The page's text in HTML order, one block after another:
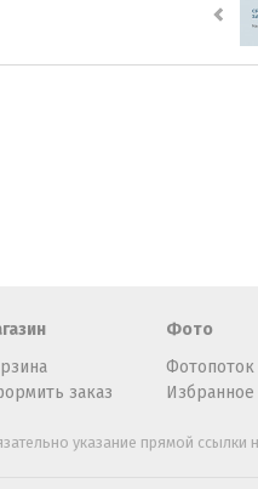
заказ
Фото
Фотопоток
Избранное
указание прямой ссылки